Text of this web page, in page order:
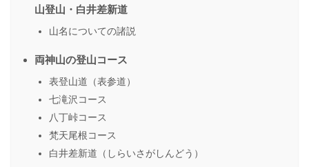
山登山・白井差新道
山名についての諸説
両神山の登山コース
表登山道（表参道）
七滝沢コース
八丁峠コース
梵天尾根コース
白井差新道（しらいさがしんどう）